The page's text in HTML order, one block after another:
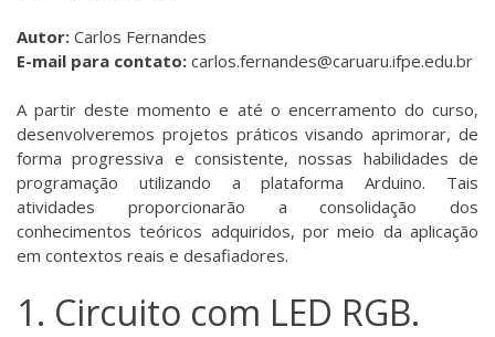
Autor: Carlos Fernandes
E-mail para contato: carlos.fernandes@caruaru.ifpe.edu.br
A partir deste momento e até o encerramento do curso,
desenvolveremos projetos práticos visando aprimorar, de
forma progressiva e consistente, nossas habilidades de
programação utilizando a plataforma Arduino. Tais
atividades proporcionarão a consolidação dos
conhecimentos teóricos adquiridos, por meio da aplicação
em contextos reais e desafiadores.
1. Circuito com LED RGB.